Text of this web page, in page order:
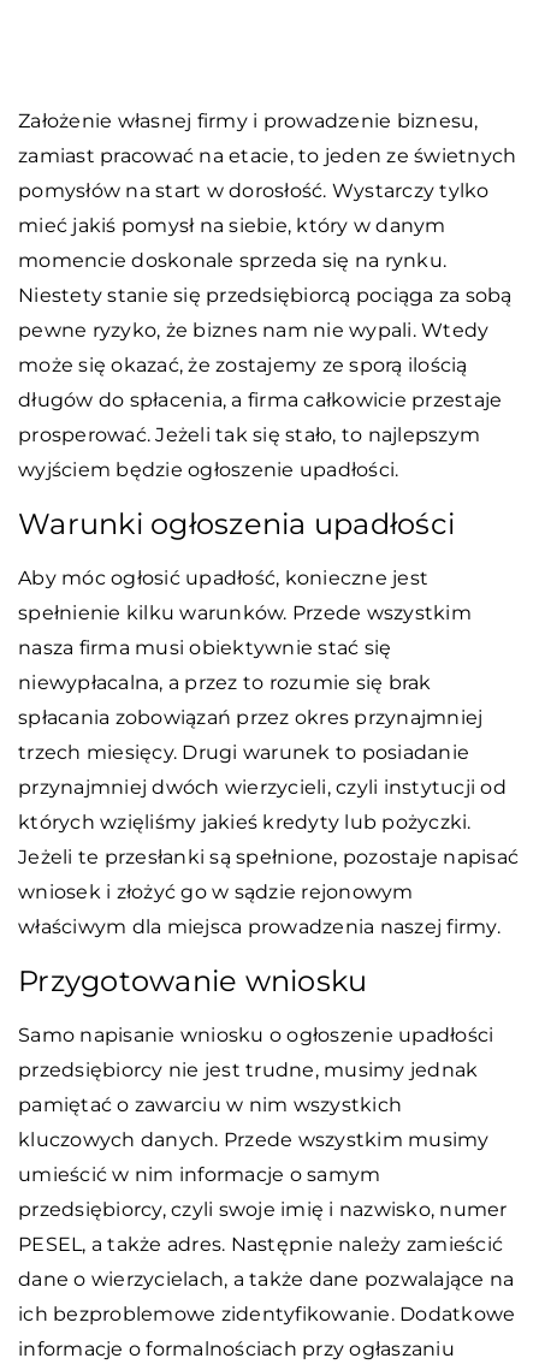
Założenie własnej firmy i prowadzenie biznesu,
zamiast pracować na etacie, to jeden ze świetnych
pomysłów na start w dorosłość. Wystarczy tylko
mieć jakiś pomysł na siebie, który w danym
momencie doskonale sprzeda się na rynku.
Niestety stanie się przedsiębiorcą pociąga za sobą
pewne ryzyko, że biznes nam nie wypali. Wtedy
może się okazać, że zostajemy ze sporą ilością
długów do spłacenia, a firma całkowicie przestaje
prosperować. Jeżeli tak się stało, to najlepszym
wyjściem będzie ogłoszenie upadłości.
Warunki ogłoszenia upadłości
Aby móc ogłosić upadłość, konieczne jest
spełnienie kilku warunków. Przede wszystkim
nasza firma musi obiektywnie stać się
niewypłacalna, a przez to rozumie się brak
spłacania zobowiązań przez okres przynajmniej
trzech miesięcy. Drugi warunek to posiadanie
przynajmniej dwóch wierzycieli, czyli instytucji od
których wzięliśmy jakieś kredyty lub pożyczki.
Jeżeli te przesłanki są spełnione, pozostaje napisać
wniosek i złożyć go w sądzie rejonowym
właściwym dla miejsca prowadzenia naszej firmy.
Przygotowanie wniosku
Samo napisanie wniosku o ogłoszenie upadłości
przedsiębiorcy nie jest trudne, musimy jednak
pamiętać o zawarciu w nim wszystkich
kluczowych danych. Przede wszystkim musimy
umieścić w nim informacje o samym
przedsiębiorcy, czyli swoje imię i nazwisko, numer
PESEL, a także adres. Następnie należy zamieścić
dane o wierzycielach, a także dane pozwalające na
ich bezproblemowe zidentyfikowanie. Dodatkowe
informacje o formalnościach przy ogłaszaniu